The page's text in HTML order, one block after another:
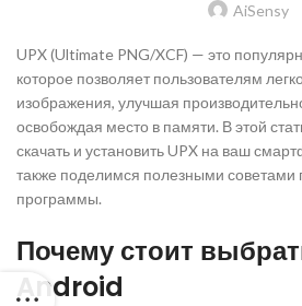
AiSensy
UPX (Ultimate PNG/XCF) — это
которое позволяет пользователям
изображения, улучшая
освобождая место в памяти. В этой
скачать и установить UPX на ваш
также поделимся полезными советами
программы.
Почему стоит
Android